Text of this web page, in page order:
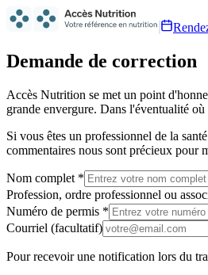
Demande de correction
Accès Nutrition se met un point
grande envergure. Dans l'éventualité
Si vous êtes un professionnel de la
commentaires nous sont précieux pour
Nom complet *
Profession, ordre professionnel ou
Numéro de permis *
Courriel (facultatif)
Pour recevoir une notification lors du